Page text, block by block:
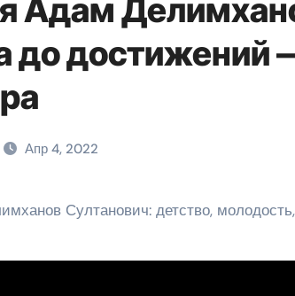
Адам
до достижений
Апр 4, 2022